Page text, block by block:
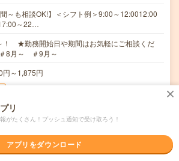
間～も相談OK!】＜シフト例＞9:00～12:0012:00
～22…
！ ★勤務開始日や期間はお気軽にご相談くだ
8月～ ＃9月～
円～1,875円
定内支給 ※派遣先による
仕分け／＜とってもシンプルなので未経験でも
OK / ブランクOK / パソコンスキル不要 / 英語力
リ
がたくさん！プッシュ通知で受け取ろう！
アプリをダウンロード